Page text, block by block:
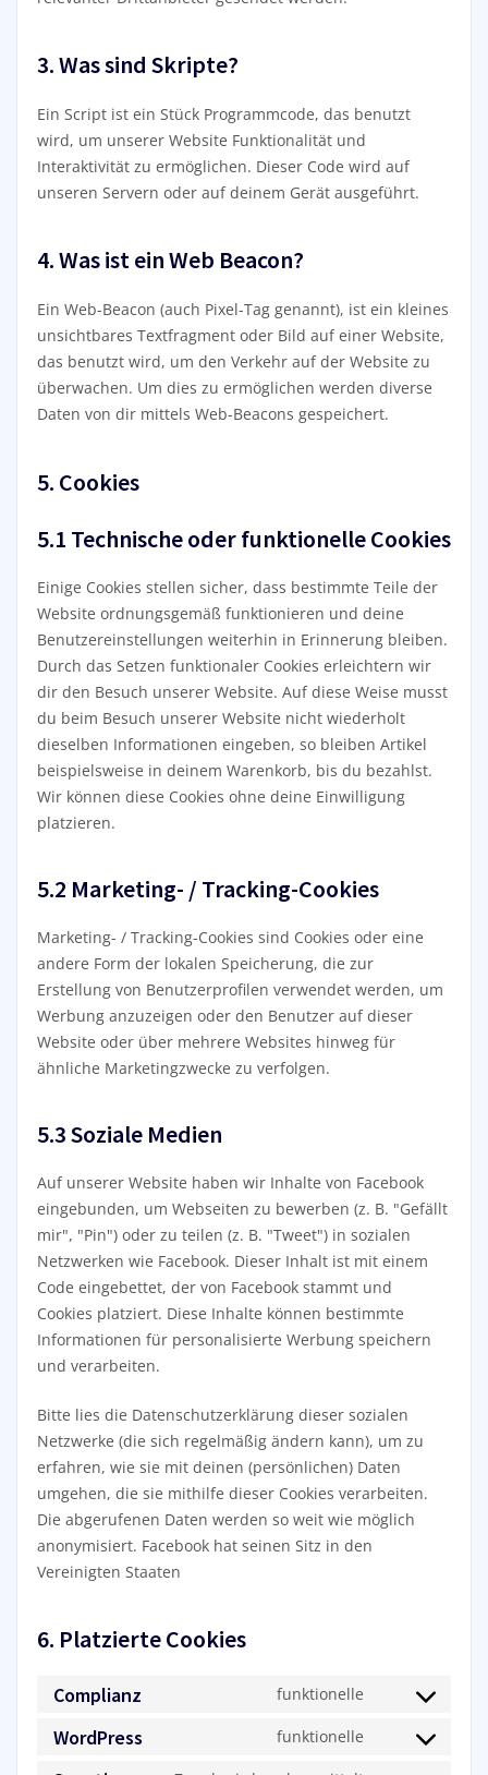
3. Was sind Skripte?
Ein Script ist ein Stück Programmcode, das benutzt
wird, um unserer Website Funktionalität und
Interaktivität zu ermöglichen. Dieser Code wird auf
unseren Servern oder auf deinem Gerät ausgeführt.
4. Was ist ein Web Beacon?
Ein Web-Beacon (auch Pixel-Tag genannt), ist ein kleines
unsichtbares Textfragment oder Bild auf einer Website,
das benutzt wird, um den Verkehr auf der Website zu
überwachen. Um dies zu ermöglichen werden diverse
Daten von dir mittels Web-Beacons gespeichert.
5. Cookies
5.1 Technische oder funktionelle Cookies
Einige Cookies stellen sicher, dass bestimmte Teile der
Website ordnungsgemäß funktionieren und deine
Benutzereinstellungen weiterhin in Erinnerung bleiben.
Durch das Setzen funktionaler Cookies erleichtern wir
dir den Besuch unserer Website. Auf diese Weise musst
du beim Besuch unserer Website nicht wiederholt
dieselben Informationen eingeben, so bleiben Artikel
beispielsweise in deinem Warenkorb, bis du bezahlst.
Wir können diese Cookies ohne deine Einwilligung
platzieren.
5.2 Marketing- / Tracking-Cookies
Marketing- / Tracking-Cookies sind Cookies oder eine
andere Form der lokalen Speicherung, die zur
Erstellung von Benutzerprofilen verwendet werden, um
Werbung anzuzeigen oder den Benutzer auf dieser
Website oder über mehrere Websites hinweg für
ähnliche Marketingzwecke zu verfolgen.
5.3 Soziale Medien
Auf unserer Website haben wir Inhalte von Facebook
eingebunden, um Webseiten zu bewerben (z. B. "Gefällt
mir", "Pin") oder zu teilen (z. B. "Tweet") in sozialen
Netzwerken wie Facebook. Dieser Inhalt ist mit einem
Code eingebettet, der von Facebook stammt und
Cookies platziert. Diese Inhalte können bestimmte
Informationen für personalisierte Werbung speichern
und verarbeiten.
Bitte lies die Datenschutzerklärung dieser sozialen
Netzwerke (die sich regelmäßig ändern kann), um zu
erfahren, wie sie mit deinen (persönlichen) Daten
umgehen, die sie mithilfe dieser Cookies verarbeiten.
Die abgerufenen Daten werden so weit wie möglich
anonymisiert. Facebook hat seinen Sitz in den
Vereinigten Staaten
6. Platzierte Cookies
Complianz funktionelle
Consent
WordPress funktionelle
Consent